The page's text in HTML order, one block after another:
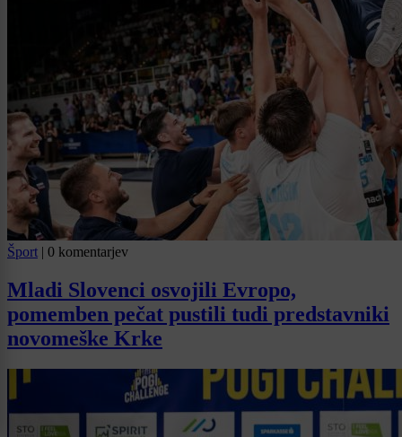
Šport | 0 komentarjev
Mladi Slovenci osvojili Evropo,
pomemben pečat pustili tudi predstavniki
novomeške Krke